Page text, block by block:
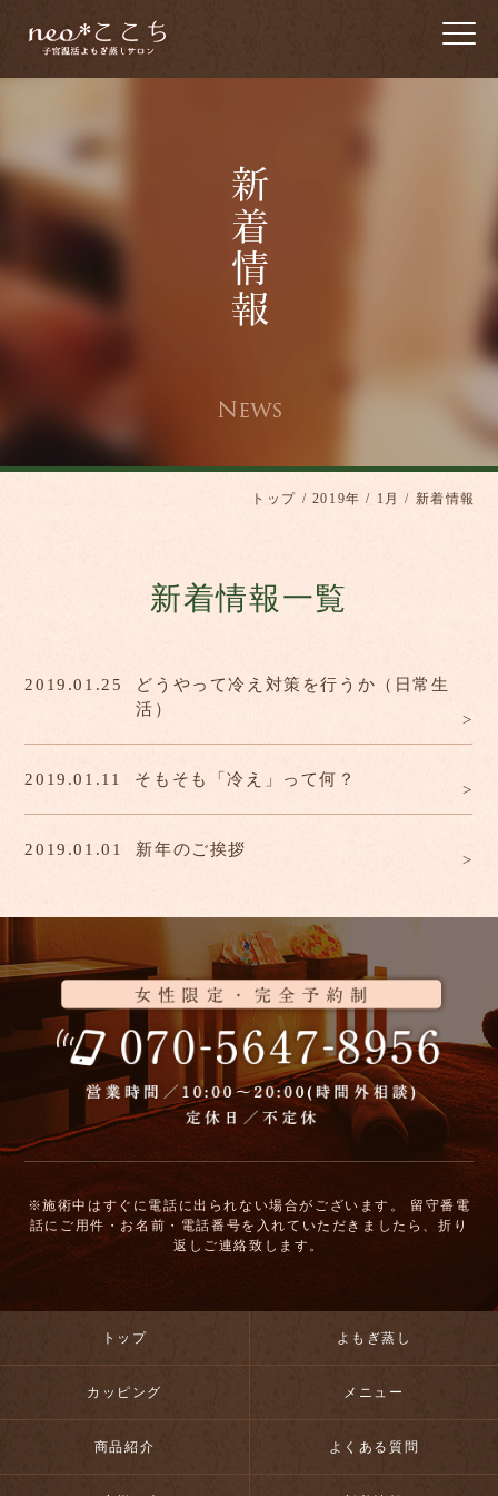
トップ / 2019年 / 1月 / 新着情報
新着情報一覧
2019.01.25
どうやって冷え対策を行うか（日常生
活）
2019.01.11 そもそも「冷え」って何？
2019.01.01 新年のご挨拶
※施術中はすぐに電話に出られない場合がございます。 留守番電
話にご用件・お名前・電話番号を入れていただきましたら、折り
返しご連絡致します。
トップ よもぎ蒸し
カッピング メニュー
商品紹介 よくある質問